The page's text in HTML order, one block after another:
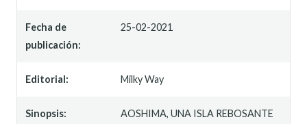
Fecha de
publicación:
25-02-2021
Editorial: Milky Way
Sinopsis:
AOSHIMA, UNA ISLA REBOSANTE